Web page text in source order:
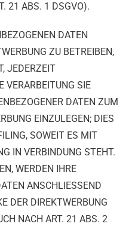
21 ABS. 1 DSGVO).
DATEN
ZU BETREIBEN,
JEDERZEIT
VERARBEITUNG SIE
DATEN ZUM
EINZULEGEN; DIES
SOWEIT ES MIT
IN VERBINDUNG STEHT.
WERDEN IHRE
ANSCHLIESSEND
DER DIREKTWERBUNG
NACH ART. 21 ABS. 2